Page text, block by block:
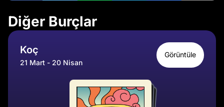
Diğer Burçlar
Koç
21 Mart - 20 Nisan
Görüntüle